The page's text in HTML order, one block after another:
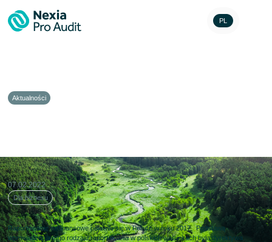
PL
Aktualności
07.02.2022
Dla biznesu
Raportowanie niefinansowe pojawiło się w Polsce w roku 2017. Podstawą
wprowadzenia tego rodzaju raportowania w polskich warunkach była dyrektywa